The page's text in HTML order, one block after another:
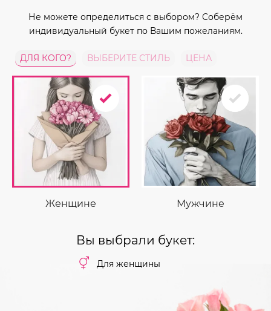
Не можете определиться с выбором? Соберём
индивидуальный букет по Вашим пожеланиям.
ДЛЯ КОГО? ВЫБЕРИТЕ СТИЛЬ ЦЕНА
Женщине Мужчине
Вы выбрали букет:
Для женщины